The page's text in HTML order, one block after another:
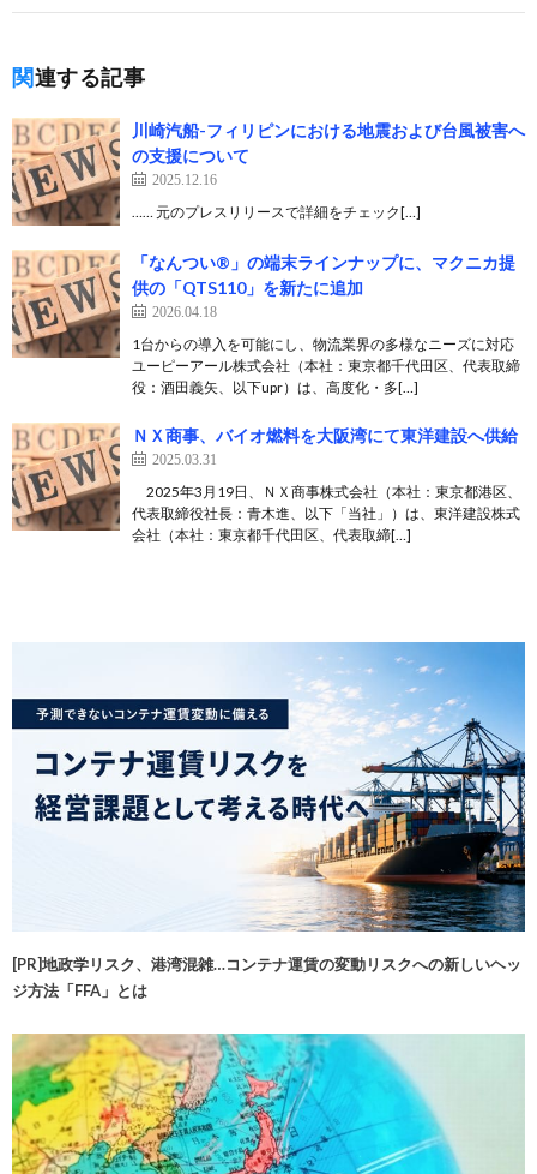
関連する記事
川崎汽船-フィリピンにおける地震および台風被害へ
の支援について
2025.12.16
…… 元のプレスリリースで詳細をチェック[…]
「なんつい®」の端末ラインナップに、マクニカ提
供の「QTS110」を新たに追加
2026.04.18
1台からの導入を可能にし、物流業界の多様なニーズに対応
ユーピーアール株式会社（本社：東京都千代田区、代表取締
役：酒田義矢、以下upr）は、高度化・多[…]
ＮＸ商事、バイオ燃料を大阪湾にて東洋建設へ供給
2025.03.31
2025年3月19日、ＮＸ商事株式会社（本社：東京都港区、
代表取締役社長：青木進、以下「当社」）は、東洋建設株式
会社（本社：東京都千代田区、代表取締[…]
[PR]地政学リスク、港湾混雑…コンテナ運賃の変動リスクへの新しいヘッ
ジ方法「FFA」とは